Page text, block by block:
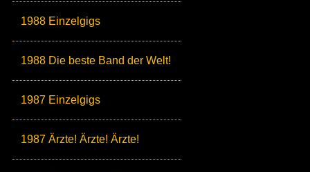
1988 Einzelgigs
1988 Die beste Band der Welt!
1987 Einzelgigs
1987 Ärzte! Ärzte! Ärzte!